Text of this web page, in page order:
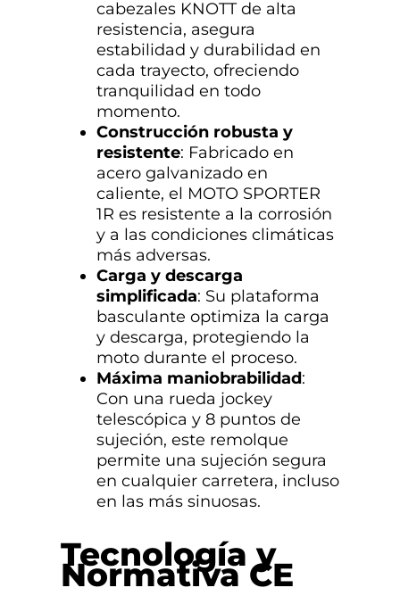
cabezales KNOTT de alta
resistencia, asegura
estabilidad y durabilidad en
cada trayecto, ofreciendo
tranquilidad en todo
momento.
Construcción robusta y
resistente: Fabricado en
acero galvanizado en
caliente, el MOTO SPORTER
1R es resistente a la corrosión
y a las condiciones climáticas
más adversas.
Carga y descarga
simplificada: Su plataforma
basculante optimiza la carga
y descarga, protegiendo la
moto durante el proceso.
Máxima maniobrabilidad:
Con una rueda jockey
telescópica y 8 puntos de
sujeción, este remolque
permite una sujeción segura
en cualquier carretera, incluso
en las más sinuosas.
Tecnología y
Normativa CE